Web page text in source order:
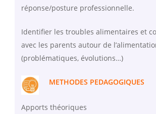
réponse/posture professionnelle.
Identifier les troubles alimentaires et
avec les parents autour de
(problématiques, évolutions…)
METHODES PEDAGOGIQUES
Apports théoriques